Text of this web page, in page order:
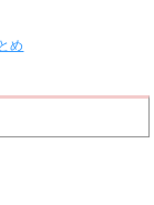
め